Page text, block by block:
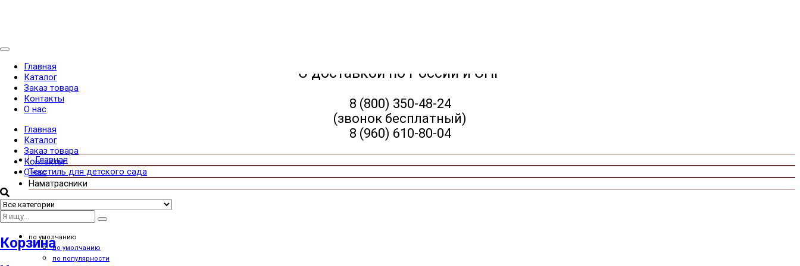
Categories
Главная
Каталог
Заказ товара
Контакты
О нас
Главная
Каталог
Заказ товара
Контакты
О нас
Корзина
С доставкой по России и СНГ
8 (800) 350-48-24
(звонок бесплатный)
8 (960) 610-80-04
Текстиль для детского сада
Наматрасники
По сетке Списком
Сортировать по
по умолчанию
по умолчанию
по популярности